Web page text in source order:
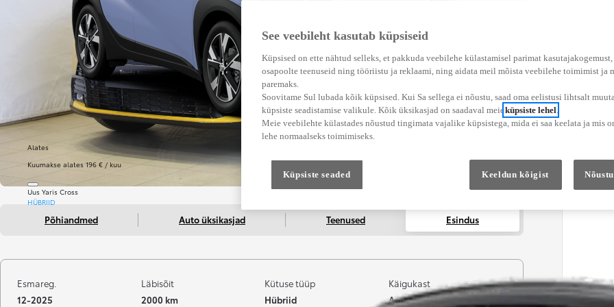
Alates
Kuumakse alates 196 € / kuu
Uus Yaris Cross
HÜBRIID
Põhiandmed Auto üksikasjad Teenused Esindus
Esmareg.
12-2025
Läbisõit
2000 km
Kütuse tüüp
Hübriid
Käigukast
Automaatne
See veebileht kasutab küpsiseid
Küpsised on ette nähtud selleks, et pakkuda veebilehe külastamisel parimat
osapoolte teenuseid ning tööriistu ja reklaami, ning aidata meil mõista veebilehe toimimist ja
paremaks.
Soovitame Sul lubada kõik küpsised. Kui Sa sellega ei nõustu, saad oma eelistusi lihtsalt
küpsiste seadistamise valikule. Kõik üksikasjad on saadaval meieküpsiste lehel.
Meie veebilehte külastades nõustud tingimata vajalike küpsistega, mida ei saa keelata ja mis
lehe normaalseks toimimiseks.
Küpsiste seaded Keeldun kõigist